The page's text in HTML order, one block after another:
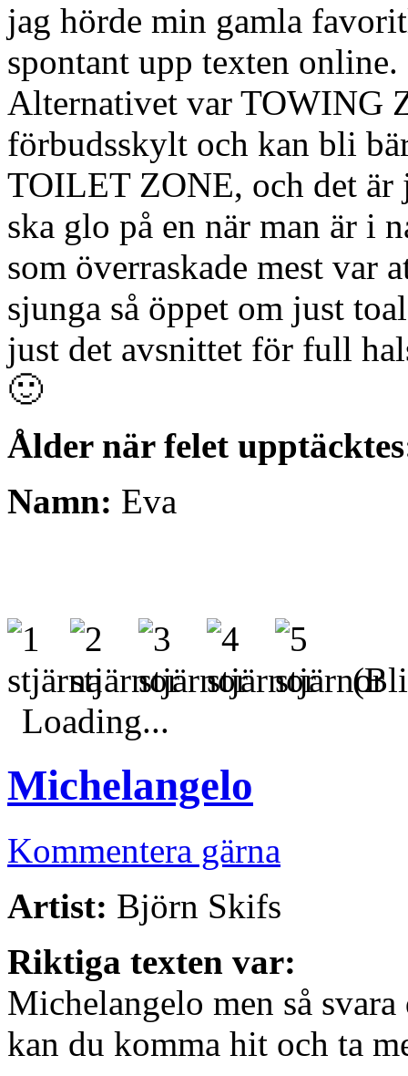
jag hörde min gamla
spontant upp texten online.
Alternativet var TOWING
förbudsskylt och kan bli
TOILET ZONE, och det
ska glo på en när man är i
som överraskade mest var
sjunga så öppet om just
just det avsnittet för full
🙂
Ålder när felet
Namn: Eva
(Bli
Loading...
Michelangelo
Kommentera gärna
Artist: Björn Skifs
Riktiga texten var:
Michelangelo men så svara
kan du komma hit och ta